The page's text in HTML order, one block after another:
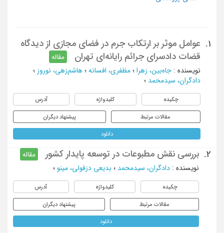
1.
عوامل موثر بر ارتکاب جرم در فضای مجازی از دیدگاه
قضات دادسرای جرائم رایانه‌ای تهران
مقاله
نویسنده : جاه‌بین، زهرا ؛ مظفری، افسانه ؛ هاشم‌زهی، نوروز ؛
دادگران، سیدمحمد ؛
چکیده کلیدواژه آدرس
مقالات مرتبط پیشنهاد دیگران
دانلود
2. بررسی نقش مطبوعات در توسعه پایدار کشور
مقاله
نویسنده : دادگران، سیدمحمد ؛ بدیعی دزفولی، مینو ؛
چکیده کلیدواژه آدرس
مقالات مرتبط پیشنهاد دیگران
دانلود